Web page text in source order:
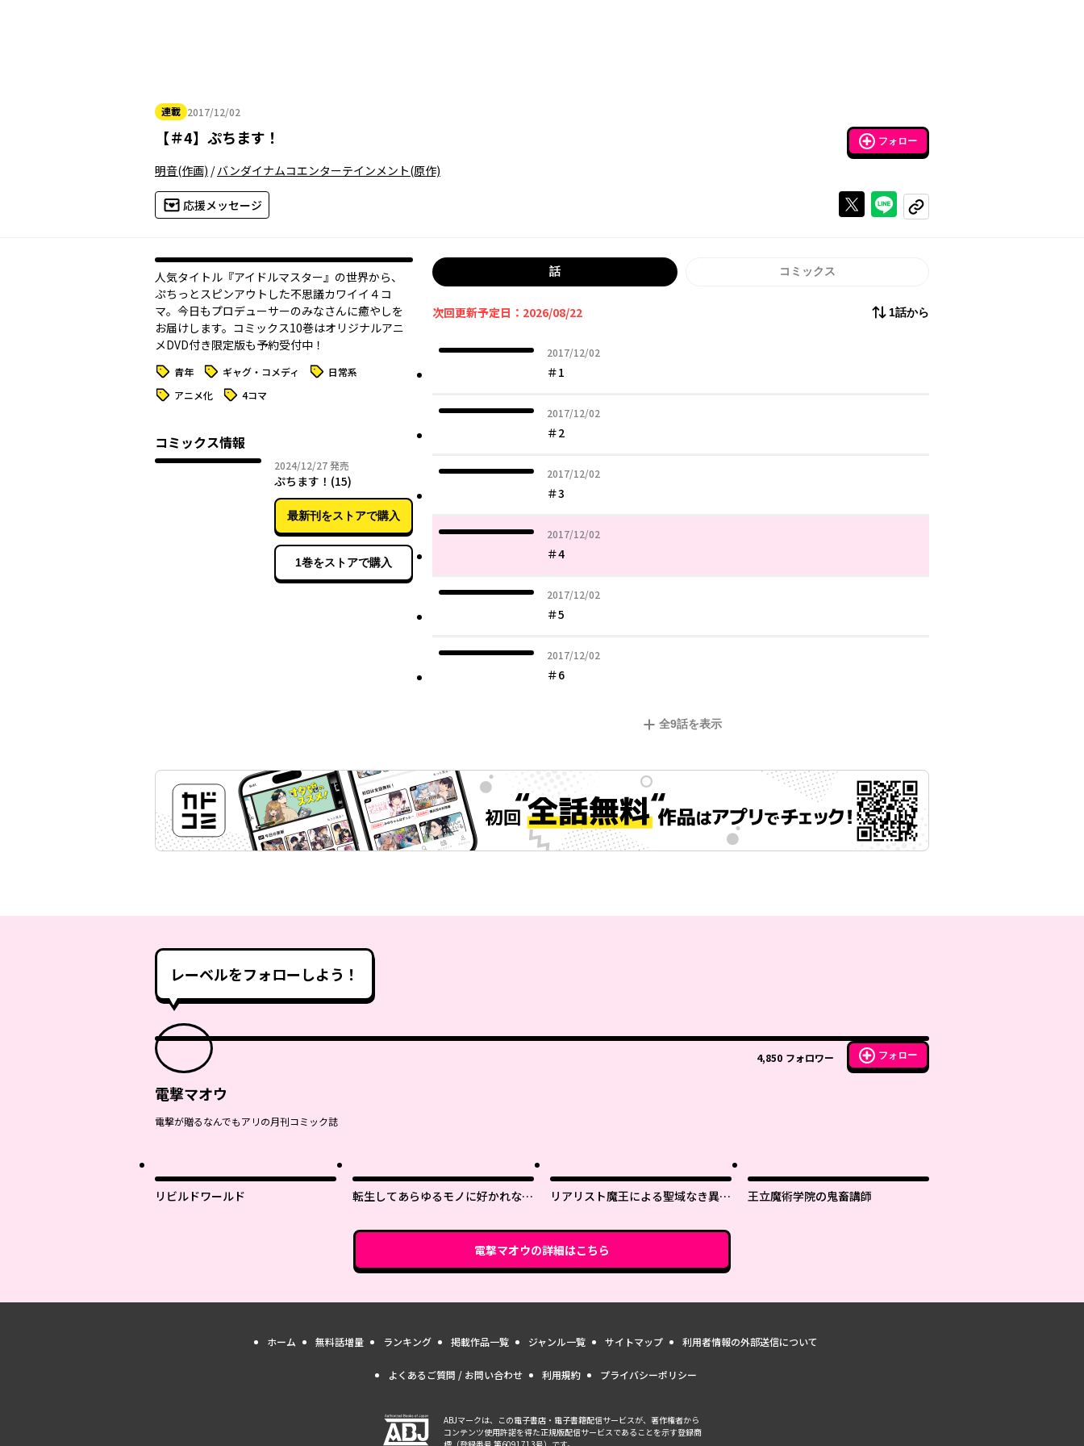
連載 2017/12/02
2017年12月02日
【＃4】 ぷちます！ フォロー
明音(作画) /バンダイナムコエンターテインメント(原作)
応援メッセージ Xで投稿するラインでシェアする
コピーする
人気タイトル『アイドルマスター』の世界から、
ぷちっとスピンアウトした不思議カワイイ４コ
マ。今日もプロデューサーのみなさんに癒やしを
お届けします。コミックス10巻はオリジナルアニ
メDVD付き限定版も予約受付中！
タグ 青年 タグ ギャグ・コメディ タグ 日常系
タグ アニメ化 タグ 4コマ
コミックス情報
2024/12/272024年12月27日
発売
ぷちます！(15)
最新刊をストアで購入
1巻をストアで購入
話 コミックス
次回更新予定日：2026/08/22 1話から
2017/12/02
2017年12月02日
＃1
2017/12/02
2017年12月02日
＃2
2017/12/02
2017年12月02日
＃3
2017/12/02
2017年12月02日
＃4
2017/12/02
2017年12月02日
＃5
2017/12/02
2017年12月02日
＃6
全9話を表示
レーベルをフォローしよう！
4,850 フォロワー フォロー
電撃マオウ
電撃が贈るなんでもアリの月刊コミック誌
リビルドワールド
転生してあらゆるモノに好かれなが
く
リアリスト魔王による聖域なき異世
王立魔術学院の鬼畜講師
電撃マオウの詳細はこちら
ホーム 無料話増量 ランキング 掲載作品一覧 ジャンル一覧 サイトマップ 利用者情報の外部送信について
よくあるご質問 / お問い合わせ 利用規約 プライバシーポリシー
ABJマークは、この電子書店・電子書籍配信サービスが、著作権者から
コンテンツ使用許諾を得た正規版配信サービスであることを示す登録商